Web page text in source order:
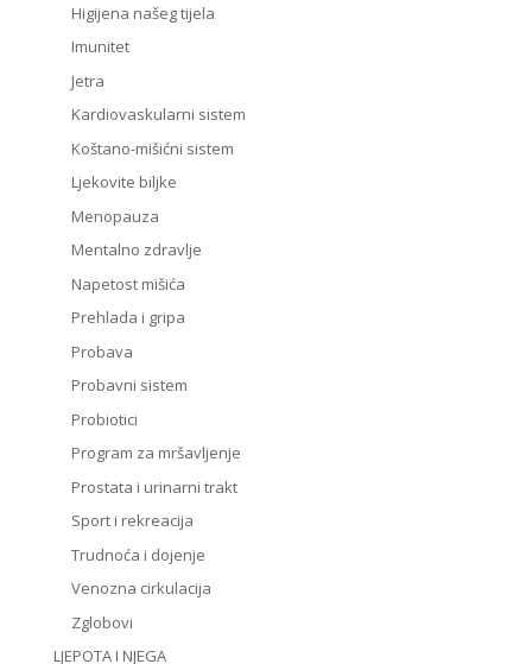
Higijena našeg tijela
Imunitet
Jetra
Kardiovaskularni sistem
Koštano-mišićni sistem
Ljekovite biljke
Menopauza
Mentalno zdravlje
Napetost mišića
Prehlada i gripa
Probava
Probavni sistem
Probiotici
Program za mršavljenje
Prostata i urinarni trakt
Sport i rekreacija
Trudnoća i dojenje
Venozna cirkulacija
Zglobovi
LJEPOTA I NJEGA